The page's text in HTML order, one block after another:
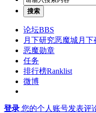
搜索
论坛BBS
月下研究恶魔城月下
恶魔勋章
任务
排行榜Ranklist
微博
登录 您的个人账号发表评